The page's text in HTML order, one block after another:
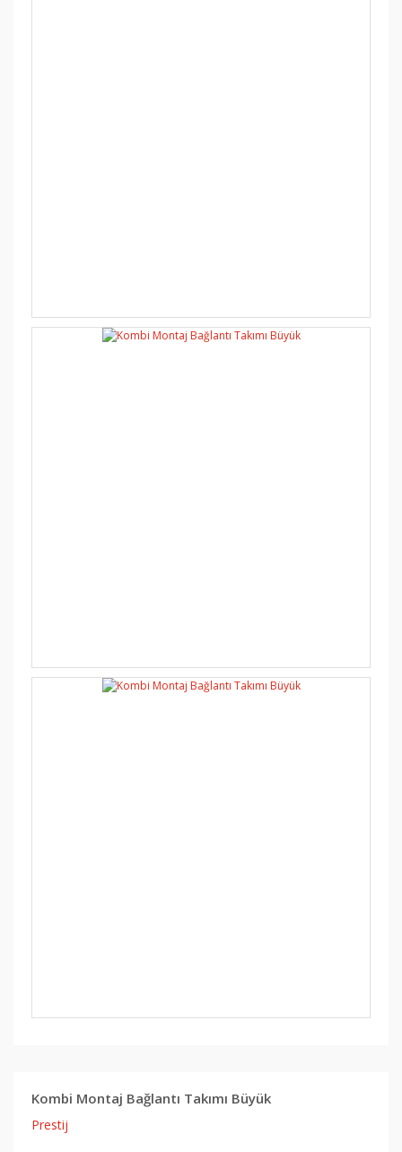
Kombi Montaj Bağlantı Takımı Büyük
Prestij